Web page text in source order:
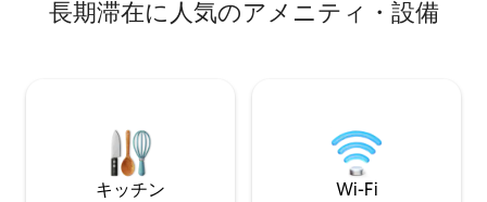
長期滞在に人気のアメニティ・設備
キッチン Wi-Fi